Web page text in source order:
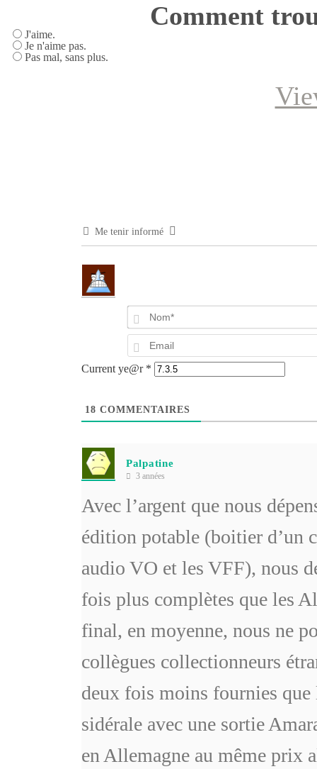
Comment
J'aime.
Je n'aime pas.
Pas mal, sans plus.
Me tenir informé
Current ye@r *
18 COMMENTAIRES
Palpatine
3 années
Avec l’argent que nous
édition potable (boitier d’un
audio VO et les VFF), nous
fois plus complètes que les
final, en moyenne, nous ne
collègues collectionneurs
deux fois moins fournies
sidérale avec une sortie
en Allemagne au même prix